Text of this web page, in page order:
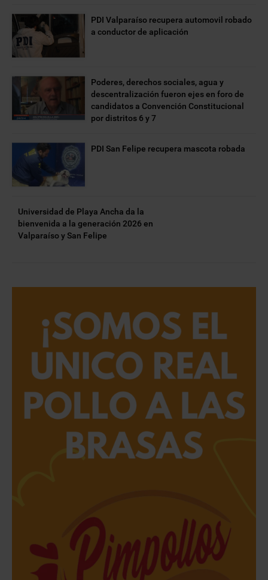
PDI Valparaíso recupera automovil robado
a conductor de aplicación
Poderes, derechos sociales, agua y
descentralización fueron ejes en foro de
candidatos a Convención Constitucional
por distritos 6 y 7
PDI San Felipe recupera mascota robada
Universidad de Playa Ancha da la
bienvenida a la generación 2026 en
Valparaíso y San Felipe